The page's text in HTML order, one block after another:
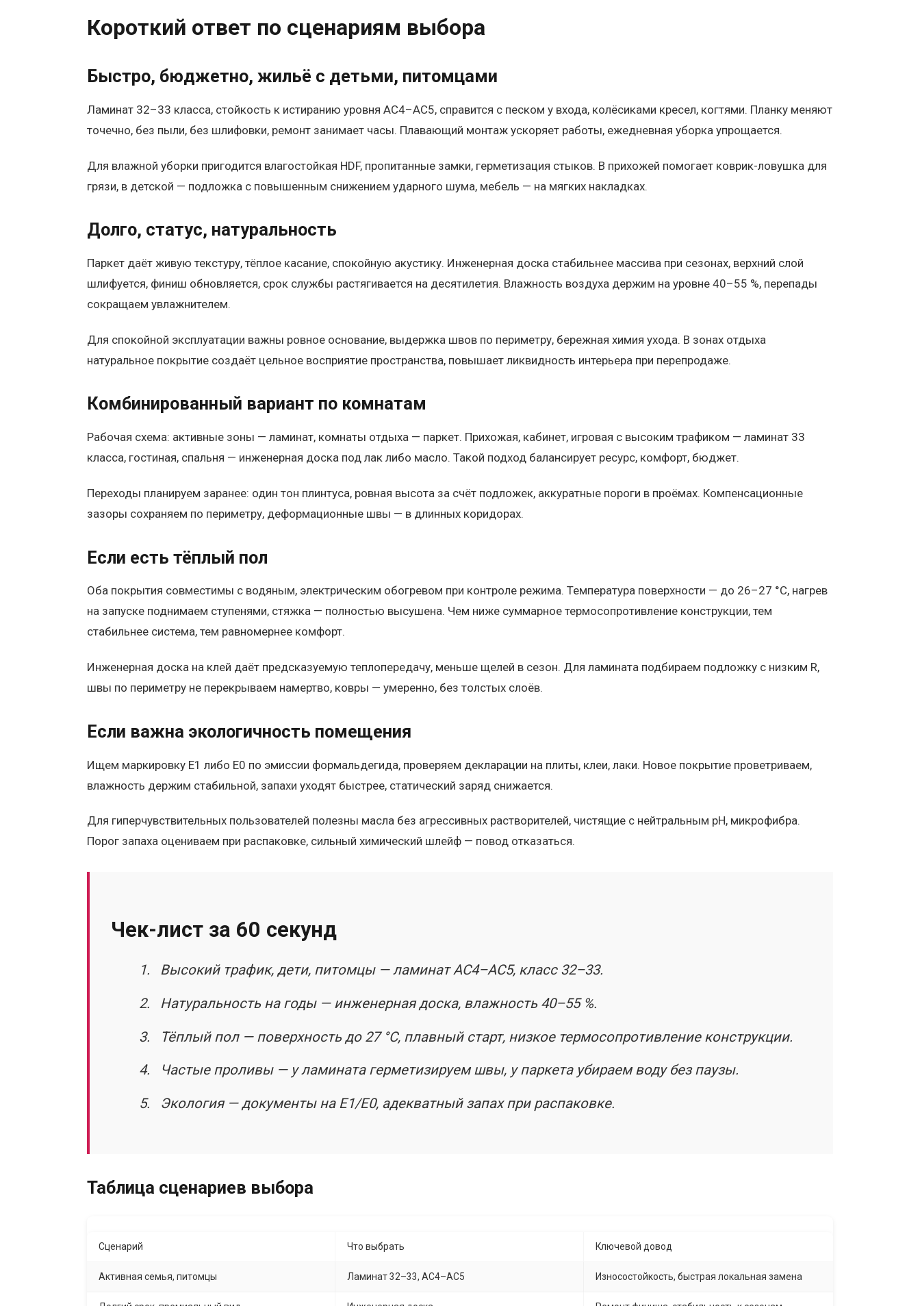
Короткий ответ по сценариям выбора
Быстро, бюджетно, жильё с детьми, питомцами
Ламинат 32–33 класса, стойкость к истиранию уровня AC4–AC5, справится с песком у входа, колёсиками кресел, когтями. Планку меняют
точечно, без пыли, без шлифовки, ремонт занимает часы. Плавающий монтаж ускоряет работы, ежедневная уборка упрощается.
Для влажной уборки пригодится влагостойкая HDF, пропитанные замки, герметизация стыков. В прихожей помогает коврик-ловушка для
грязи, в детской — подложка с повышенным снижением ударного шума, мебель — на мягких накладках.
Долго, статус, натуральность
Паркет даёт живую текстуру, тёплое касание, спокойную акустику. Инженерная доска стабильнее массива при сезонах, верхний слой
шлифуется, финиш обновляется, срок службы растягивается на десятилетия. Влажность воздуха держим на уровне 40–55 %, перепады
сокращаем увлажнителем.
Для спокойной эксплуатации важны ровное основание, выдержка швов по периметру, бережная химия ухода. В зонах отдыха
натуральное покрытие создаёт цельное восприятие пространства, повышает ликвидность интерьера при перепродаже.
Комбинированный вариант по комнатам
Рабочая схема: активные зоны — ламинат, комнаты отдыха — паркет. Прихожая, кабинет, игровая с высоким трафиком — ламинат 33
класса, гостиная, спальня — инженерная доска под лак либо масло. Такой подход балансирует ресурс, комфорт, бюджет.
Переходы планируем заранее: один тон плинтуса, ровная высота за счёт подложек, аккуратные пороги в проёмах. Компенсационные
зазоры сохраняем по периметру, деформационные швы — в длинных коридорах.
Если есть тёплый пол
Оба покрытия совместимы с водяным, электрическим обогревом при контроле режима. Температура поверхности — до 26–27 °C, нагрев
на запуске поднимаем ступенями, стяжка — полностью высушена. Чем ниже суммарное термосопротивление конструкции, тем
стабильнее система, тем равномернее комфорт.
Инженерная доска на клей даёт предсказуемую теплопередачу, меньше щелей в сезон. Для ламината подбираем подложку с низким R,
швы по периметру не перекрываем намертво, ковры — умеренно, без толстых слоёв.
Если важна экологичность помещения
Ищем маркировку E1 либо E0 по эмиссии формальдегида, проверяем декларации на плиты, клеи, лаки. Новое покрытие проветриваем,
влажность держим стабильной, запахи уходят быстрее, статический заряд снижается.
Для гиперчувствительных пользователей полезны масла без агрессивных растворителей, чистящие с нейтральным pH, микрофибра.
Порог запаха оцениваем при распаковке, сильный химический шлейф — повод отказаться.
Чек-лист за 60 секунд
Высокий трафик, дети, питомцы — ламинат AC4–AC5, класс 32–33.
Натуральность на годы — инженерная доска, влажность 40–55 %.
Тёплый пол — поверхность до 27 °C, плавный старт, низкое термосопротивление конструкции.
Частые проливы — у ламината герметизируем швы, у паркета убираем воду без паузы.
Экология — документы на E1/E0, адекватный запах при распаковке.
Таблица сценариев выбора
Сценарий Что выбрать Ключевой довод
Активная семья, питомцы Ламинат 32–33, AC4–AC5 Износостойкость, быстрая локальная замена